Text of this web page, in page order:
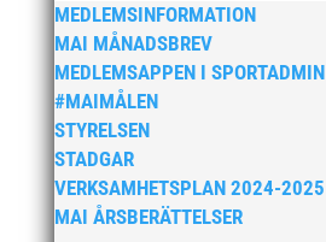
MEDLEMSINFORMATION
MAI MÅNADSBREV
MEDLEMSAPPEN I SPORTADMIN
#MAIMÅLEN
STYRELSEN
STADGAR
VERKSAMHETSPLAN 2024-2025
MAI ÅRSBERÄTTELSER
maj 2019
april 2019
mars 2019
februari 2019
januari 2019
december 2018
november 2018